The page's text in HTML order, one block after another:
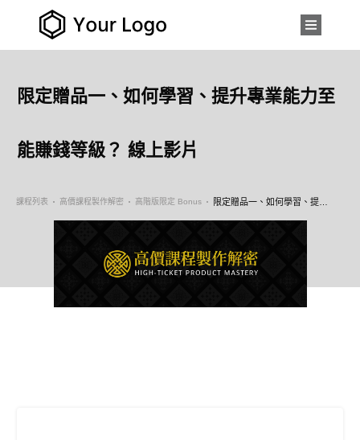
限定贈品一、如何學習、提升專業能力至
能賺錢等級？ 線上影片
課程列表 高價課程製作解密 高階版限定 Bonus